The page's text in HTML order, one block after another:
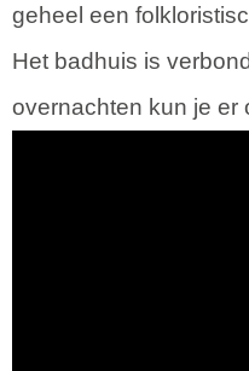
geheel een
Het badhuis is
overnachten kun je er